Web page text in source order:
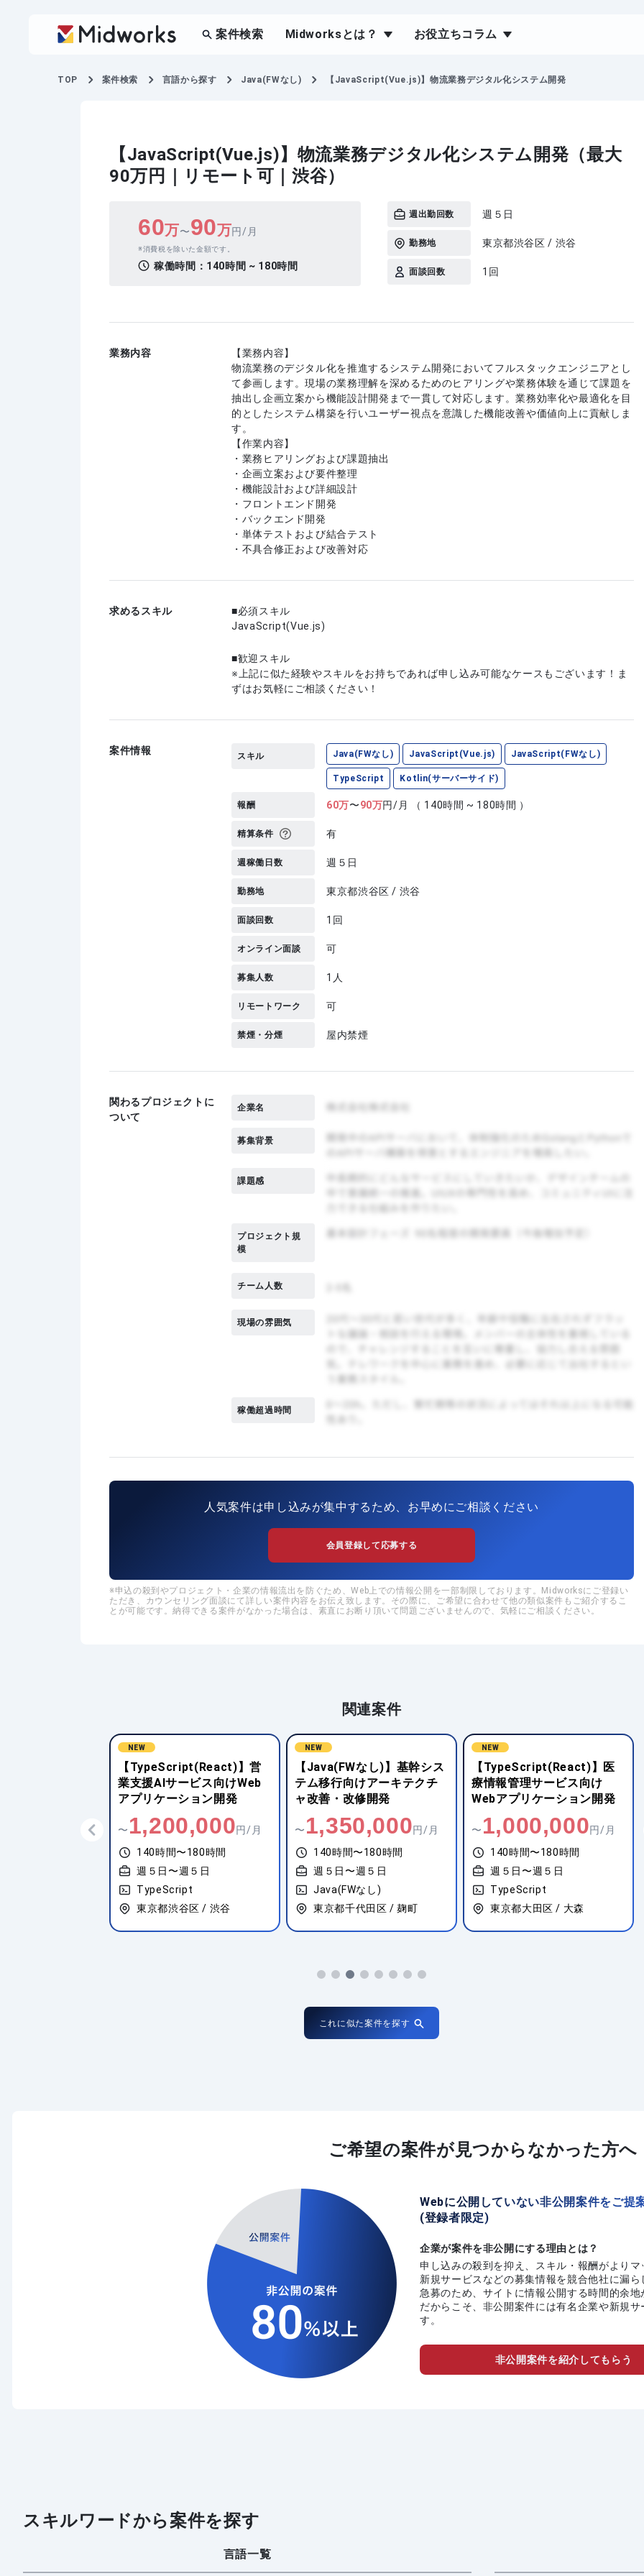
案件検索 Midworksとは？ お役立ちコラム
TOP 案件検索 言語から探す Java(FWなし) 【JavaScript(Vue.js)】物流業務デジタル化システム開発
【JavaScript(Vue.js)】物流業務デジタル化システム開発（最大
90万円｜リモート可｜渋谷）
60万〜90万円/月
消費税を除いた金額です。
稼働時間： 140時間 ~ 180時間
週出勤回数 週５日
勤務地 東京都渋谷区 / 渋谷
面談回数 1回
業務内容
【業務内容】
物流業務のデジタル化を推進するシステム開発においてフルスタックエンジニアとし
て参画します。現場の業務理解を深めるためのヒアリングや業務体験を通じて課題を
抽出し企画立案から機能設計開発まで一貫して対応します。業務効率化や最適化を目
的としたシステム構築を行いユーザー視点を意識した機能改善や価値向上に貢献しま
す。
【作業内容】
・業務ヒアリングおよび課題抽出
・企画立案および要件整理
・機能設計および詳細設計
・フロントエンド開発
・バックエンド開発
・単体テストおよび結合テスト
・不具合修正および改善対応
求めるスキル
必須スキル
JavaScript(Vue.js)
歓迎スキル
上記に似た経験やスキルをお持ちであれば申し込み可能なケースもございます！ま
ずはお気軽にご相談ください！
案件情報 スキル Java(FWなし) JavaScript(Vue.js) JavaScript(FWなし)
TypeScript Kotlin(サーバーサイド)
報酬 60万〜90万円/月 （ 140時間 ~ 180時間 ）
精算条件 有
週稼働日数 週５日
勤務地 東京都渋谷区 / 渋谷
面談回数 1回
オンライン面談 可
募集人数 1人
リモートワーク 可
禁煙・分煙 屋内禁煙
関わるプロジェクトに
ついて
企業名
募集背景
課題感
プロジェクト規
模
チーム人数
現場の雰囲気
稼働超過時間
人気案件は申し込みが集中するため、お早めにご相談ください
会員登録して応募する
申込の殺到やプロジェクト・企業の情報流出を防ぐため、Web上での情報公開を一部制限しております。Midworksにご登録い
ただき、カウンセリング面談にて詳しい案件内容をお伝え致します。その際に、ご希望に合わせて他の類似案件もご紹介するこ
とが可能です。納得できる案件がなかった場合は、素直にお断り頂いて問題ございませんので、気軽にご相談ください。
関連案件
NEW
【Java(FWなし)】基幹シス
テム移行向けアーキテクチ
ャ改善・改修開発
〜 1,350,000円/月
140時間〜180時間
週５日〜週５日
Java(FWなし)
東京都千代田区 / 麹町
NEW
【TypeScript(React)】医
療情報管理サービス向け
Webアプリケーション開発
〜 1,000,000円/月
140時間〜180時間
週５日〜週５日
TypeScript
東京都大田区 / 大森
NEW
【TypeScript(Vue.js)】小
売業向けオーダー管理シス
テムの保守・追加開発
〜 700,000円/月
140時間〜180時間
週５日〜週５日
JavaScript(Vue.js)
東京都渋谷区 / 渋谷
これに似た案件を探す
ご希望の案件が見つからなかった方へ
Webに公開していない非公開案件をご提
(登録者限定)
企業が案件を非公開にする理由とは？
申し込みの殺到を抑え、スキル・報酬がより
新規サービスなどの募集情報を競合他社に漏ら
急募のため、サイトに情報公開する時間的余地
だからこそ、非公開案件には有名企業や新規サ
す。
非公開案件を紹介してもらう
スキルワードから案件を探す
言語一覧